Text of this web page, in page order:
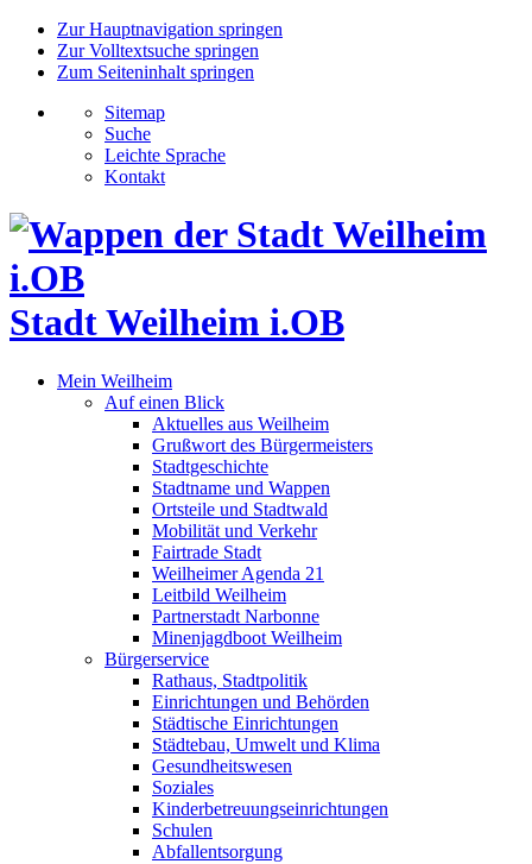
Zur Hauptnavigation springen
Zur Volltextsuche springen
Zum Seiteninhalt springen
Sitemap
Suche
Leichte Sprache
Kontakt
Stadt Weilheim i.OB
Mein Weilheim
Auf einen Blick
Aktuelles aus Weilheim
Grußwort des Bürgermeisters
Stadtgeschichte
Stadtname und Wappen
Ortsteile und Stadtwald
Mobilität und Verkehr
Fairtrade Stadt
Weilheimer Agenda 21
Leitbild Weilheim
Partnerstadt Narbonne
Minenjagdboot Weilheim
Bürgerservice
Rathaus, Stadtpolitik
Einrichtungen und Behörden
Städtische Einrichtungen
Städtebau, Umwelt und Klima
Gesundheitswesen
Soziales
Kinderbetreuungseinrichtungen
Schulen
Abfallentsorgung